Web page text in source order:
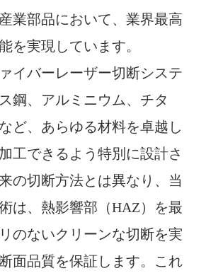
業部品において、業界最高
を実現しています。
イバーレーザー切断システ
鋼、アルミニウム、チタ
ど、あらゆる材料を卓越し
工できるよう特別に設計さ
の切断方法とは異なり、当
は、熱影響部（HAZ）を最
のないクリーンな切断を実
面品質を保証します。これ